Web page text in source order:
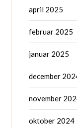
april 2025
februar 2025
januar 2025
december
november
oktober 2024